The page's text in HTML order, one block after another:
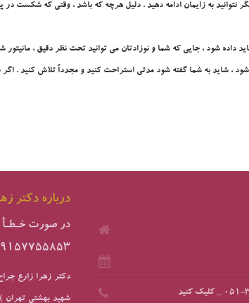
به زايمان ادامه دهيد . دليل هرچه که باشد ، وقتي که شکست در
داده شود ، جايي که شما و نوزادتان مي توانيد تحت نظر دقيق ، مانيتور
، شايد به شما گفته شود مدتي استراحت کنيد و مجدداً تلاش کنيد . اگر
درباره دکتر
در صورت خـطـأ